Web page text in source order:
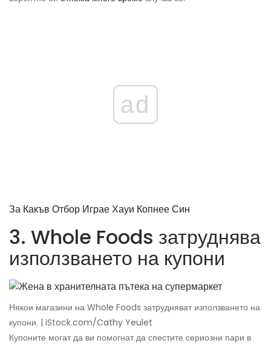
ad
За Какъв Отбор Играе Хауи Копнее Син
3. Whole Foods затруднява
използването на купони
Някои магазини на Whole Foods затрудняват използването на
купони. | iStock.com/Cathy Yeulet
Купоните могат да ви помогнат да спестите сериозни пари в